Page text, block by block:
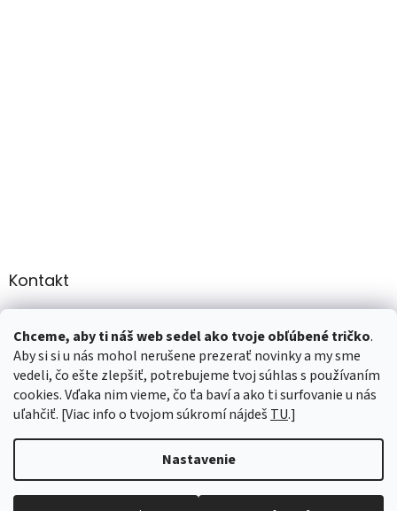
Chceme, aby ti náš web sedel ako tvoje obľúbené tričko.
Aby si si u nás mohol nerušene prezerať novinky a my sme
vedeli, čo ešte zlepšiť, potrebujeme tvoj súhlas s používaním
cookies. Vďaka nim vieme, čo ťa baví a ako ti surfovanie u nás
uľahčiť. [Viac info o tvojom súkromí nájdeš TU.]
Nastavenie
Kontakt
+421 907947783
Vytvoril Shoptet
Copyright 2026marTee.sk. Všetky práva vyhradené.Upraviť